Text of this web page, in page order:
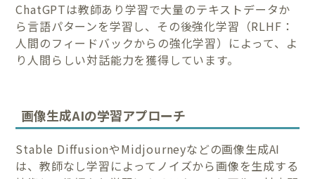
ChatGPTは教師あり学習で大量のテキストデータか
ら言語パターンを学習し、その後強化学習（RLHF：
人間のフィードバックからの強化学習）によって、よ
り人間らしい対話能力を獲得しています。
画像生成AIの学習アプローチ
Stable DiffusionやMidjourneyなどの画像生成AI
は、教師なし学習によってノイズから画像を生成する